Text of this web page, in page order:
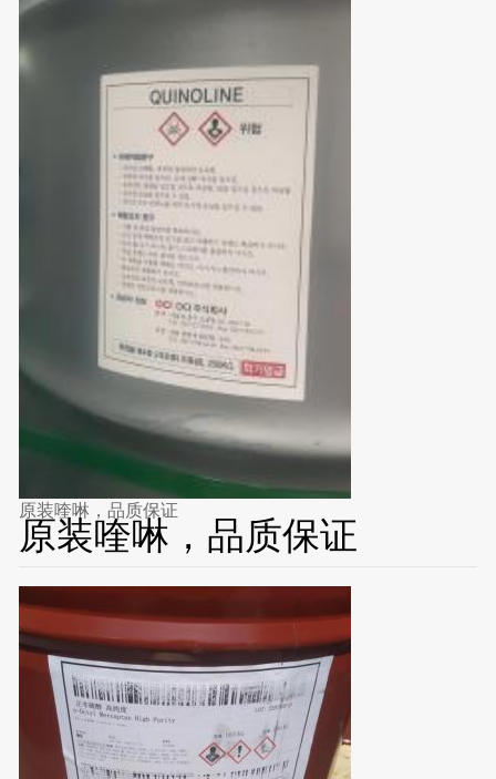
原装喹啉，品质保证
原装喹啉，品质保证